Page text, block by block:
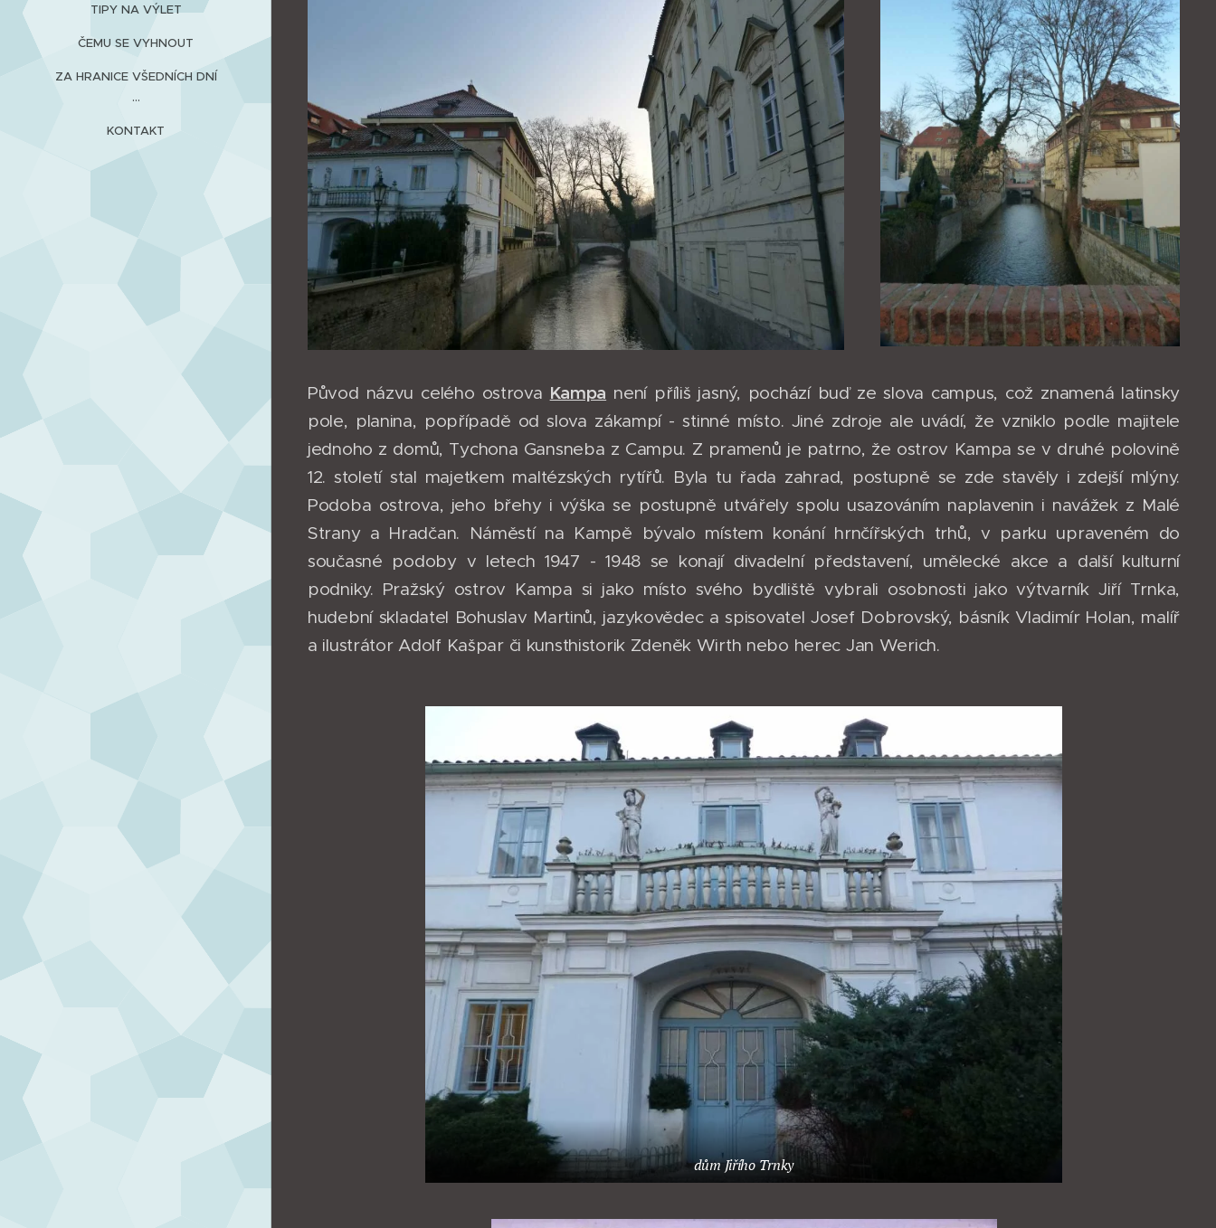
TIPY NA VÝLET
ČEMU SE VYHNOUT
ZA HRANICE VŠEDNÍCH DNÍ
...
KONTAKT
Původ názvu celého ostrova Kampa není příliš jasný, pochází buď ze slova campus, což znamená latinsky
pole, planina, popřípadě od slova zákampí - stinné místo. Jiné zdroje ale uvádí, že vzniklo podle majitele
jednoho z domů, Tychona Gansneba z Campu. Z pramenů je patrno, že ostrov Kampa se v druhé polovině
12. století stal majetkem maltézských rytířů. Byla tu řada zahrad, postupně se zde stavěly i zdejší mlýny.
Podoba ostrova, jeho břehy i výška se postupně utvářely spolu usazováním naplavenin i navážek z Malé
Strany a Hradčan. Náměstí na Kampě bývalo místem konání hrnčířských trhů, v parku upraveném do
současné podoby v letech 1947 - 1948 se konají divadelní představení, umělecké akce a další kulturní
podniky. Pražský ostrov Kampa si jako místo svého bydliště vybrali osobnosti jako výtvarník Jiří Trnka,
hudební skladatel Bohuslav Martinů, jazykovědec a spisovatel Josef Dobrovský, básník Vladimír Holan, malíř
a ilustrátor Adolf Kašpar či kunsthistorik Zdeněk Wirth nebo herec Jan Werich.
dům Jiřího Trnky